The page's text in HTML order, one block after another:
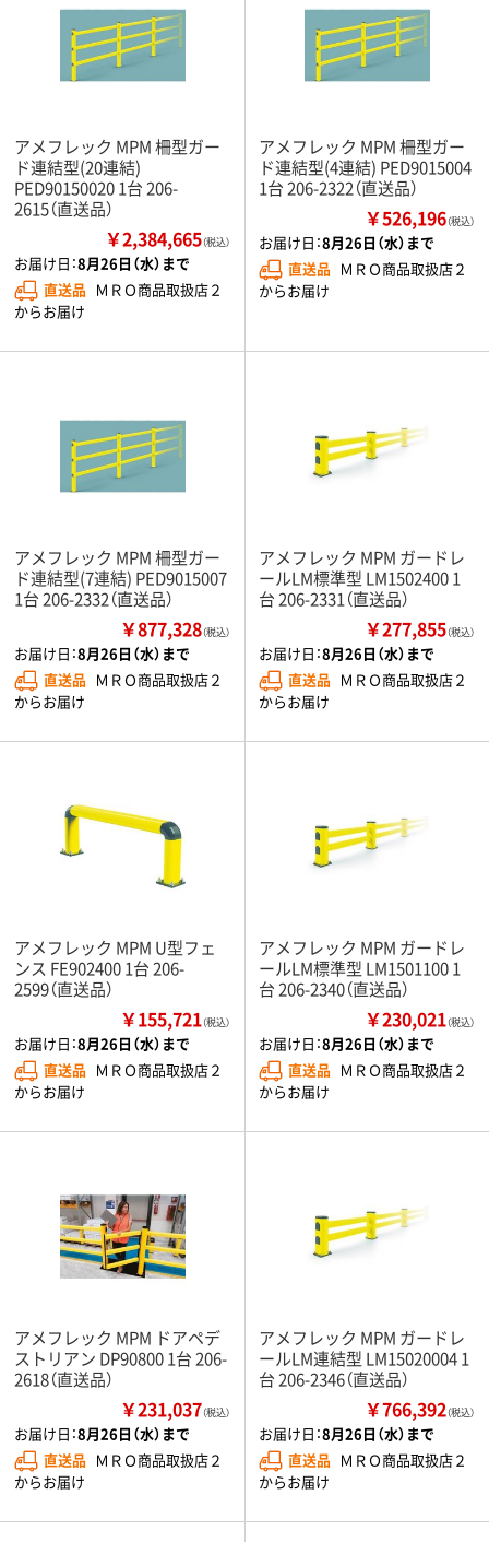
アメフレック MPM 柵型ガー
ド連結型(20連結)
PED90150020 1台 206-
2615（直送品）
￥2,384,665（税込）
お届け日：8月26日（水）まで
直送品 ＭＲＯ商品取扱店２
からお届け
アメフレック MPM 柵型ガー
ド連結型(4連結) PED9015004
1台 206-2322（直送品）
￥526,196（税込）
お届け日：8月26日（水）まで
直送品 ＭＲＯ商品取扱店２
からお届け
アメフレック MPM 柵型ガー
ド連結型(7連結) PED9015007
1台 206-2332（直送品）
￥877,328（税込）
お届け日：8月26日（水）まで
直送品 ＭＲＯ商品取扱店２
からお届け
アメフレック MPM ガードレ
ールLM標準型 LM1502400 1
台 206-2331（直送品）
￥277,855（税込）
お届け日：8月26日（水）まで
直送品 ＭＲＯ商品取扱店２
からお届け
アメフレック MPM U型フェ
ンス FE902400 1台 206-
2599（直送品）
￥155,721（税込）
お届け日：8月26日（水）まで
直送品 ＭＲＯ商品取扱店２
からお届け
アメフレック MPM ガードレ
ールLM標準型 LM1501100 1
台 206-2340（直送品）
￥230,021（税込）
お届け日：8月26日（水）まで
直送品 ＭＲＯ商品取扱店２
からお届け
アメフレック MPM ドアペデ
ストリアン DP90800 1台 206-
2618（直送品）
￥231,037（税込）
お届け日：8月26日（水）まで
直送品 ＭＲＯ商品取扱店２
からお届け
アメフレック MPM ガードレ
ールLM連結型 LM15020004 1
台 206-2346（直送品）
￥766,392（税込）
お届け日：8月26日（水）まで
直送品 ＭＲＯ商品取扱店２
からお届け